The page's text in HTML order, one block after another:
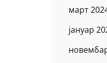
март
јануар